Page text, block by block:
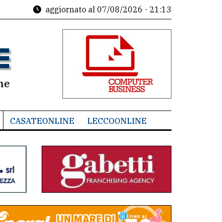
aggiornato al 07/08/2026 - 21:13
CASATEONLINE LECCOONLINE